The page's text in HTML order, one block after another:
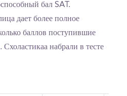
бал SAT.
дает более полное
баллов поступившие
набрали в тесте